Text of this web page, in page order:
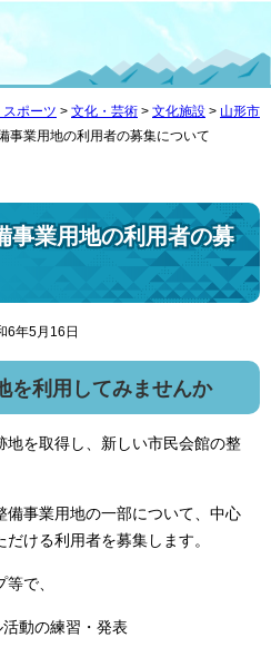
ポーツ > 文化・芸術 > 文化施設 > 山形市
事業用地の利用者の募集について
事業用地の利用者の募
年5月16日
を利用してみませんか
地を取得し、新しい市民会館の整
備事業用地の一部について、中心
ける利用者を募集します。
で、
動の練習・発表